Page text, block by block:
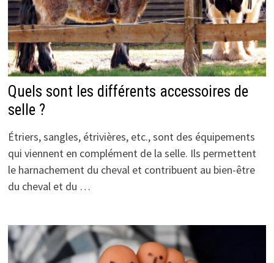
Quels sont les différents accessoires de
selle ?
Étriers, sangles, étrivières, etc., sont des équipements
qui viennent en complément de la selle. Ils permettent
le harnachement du cheval et contribuent au bien-être
du cheval et du …